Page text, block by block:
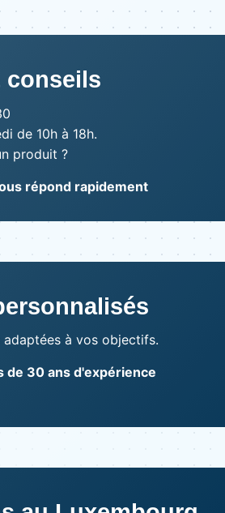
conseils
de 10h à 18h.
produit ?
répond rapidement
adaptées à vos objectifs.
de 30 ans d'expérience